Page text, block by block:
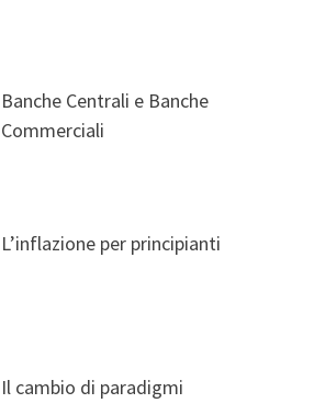
Banche Centrali e Banche
Commerciali
L’inflazione per principianti
Il cambio di paradigmi